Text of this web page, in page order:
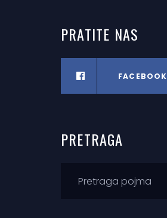
PRATITE NAS
FACEBOOK
PRETRAGA